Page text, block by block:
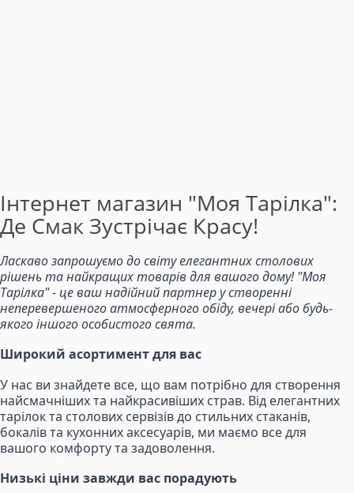
Інтернет магазин "Моя Тарілка":
Де Смак Зустрічає Красу!
Ласкаво запрошуємо до світу елегантних столових
рішень та найкращих товарів для вашого дому! "Моя
Тарілка" - це ваш надійний партнер у створенні
неперевершеного атмосферного обіду, вечері або будь-
якого іншого особистого свята.
Широкий асортимент для вас
У нас ви знайдете все, що вам потрібно для створення
найсмачніших та найкрасивіших страв. Від елегантних
тарілок та столових сервізів до стильних стаканів,
бокалів та кухонних аксесуарів, ми маємо все для
вашого комфорту та задоволення.
Низькі ціни завжди вас порадують